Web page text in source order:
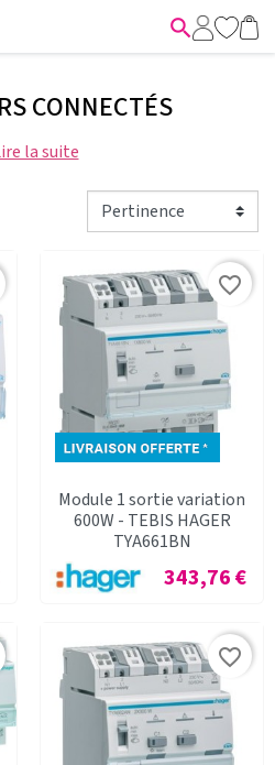

CONNECTÉS
la suite
Module 1 sortie variation
600W - TEBIS HAGER
TYA661BN
Prix
343,76 €
favorite_border
favorite_border